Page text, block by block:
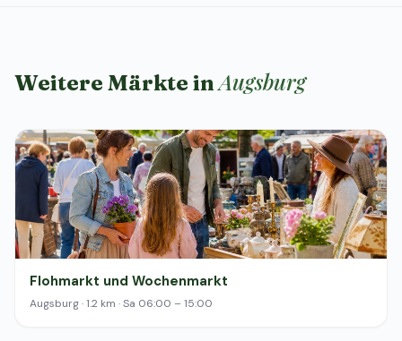
Weitere Märkte inAugsburg
Flohmarkt und Wochenmarkt
Augsburg · 1.2 km · Sa 06:00 – 15:00